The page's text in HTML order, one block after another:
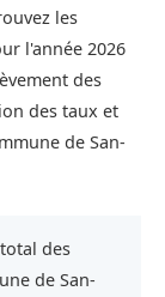
les
l'année 2026
des
des taux et
de San-
des
de San-